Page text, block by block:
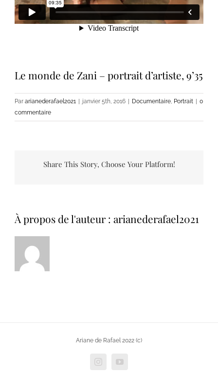
Le monde de Zani – portrait d’artiste, 9’35
Par arianederafael2021 janvier 5th, 2016 Documentaire, Portrait
0
commentaire
Share This Story, Choose Your Platform!
À propos de l'auteur : arianederafael2021
Ariane de Rafael 2022 (c)
InstagramYouTube